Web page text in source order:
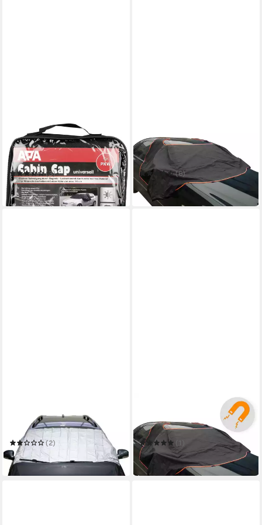
Autoplane APA
Scheibenabdeckung Auto
magnetisch 270 x 94 cm
(3)
ab 16,29 €
in 4-5 Werktagen bei dir
Autoplane TrendLine
Scheibenabdeckung
magnetisch für PKW 280
(6)
16,99 €
in 4-5 Werktagen bei dir
Autoplane Auto
Scheibenabdeckung
magnetisch Frontscheibe
(2)
8,69 €
in 5-6 Werktagen bei dir
Scheibenabdeckung
magnetisch für VAN 340
(1)
23,29 €
in 4-5 Werktagen bei dir